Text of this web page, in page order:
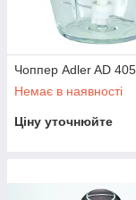
Чоппер Adler AD
Немає в наявності
Ціну уточнюйте